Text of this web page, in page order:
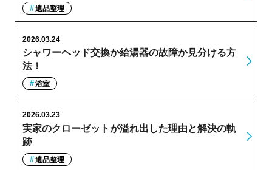
遺品整理
シャワーヘッド交換か給湯器の故障か見分ける方
法！
2026.03.24
浴室
実家のクローゼットが溢れ出した理由と解決の軌
跡
2026.03.23
遺品整理